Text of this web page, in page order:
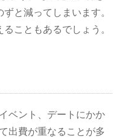
と減ってしまいます。
こともあるでしょう。
ベント、デートにかか
出費が重なることが多